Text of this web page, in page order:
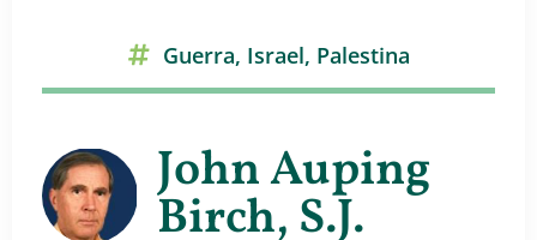
Guerra, Israel, Palestina
John Auping
Birch, S.J.